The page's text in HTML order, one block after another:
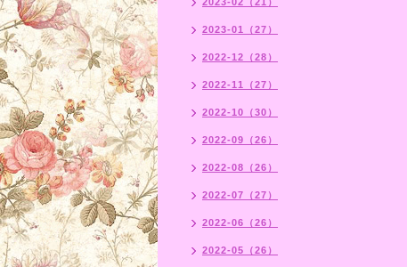
2023-01（27）
2022-12（28）
2022-11（27）
2022-10（30）
2022-09（26）
2022-08（26）
2022-07（27）
2022-06（26）
2022-05（26）